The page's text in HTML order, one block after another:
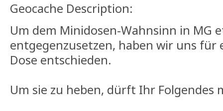
Geocache Description:
Um dem Minidosen-Wahnsinn in MG
entgegenzusetzen, haben wir uns für
Dose entschieden.
Um sie zu heben, dürft Ihr Folgendes